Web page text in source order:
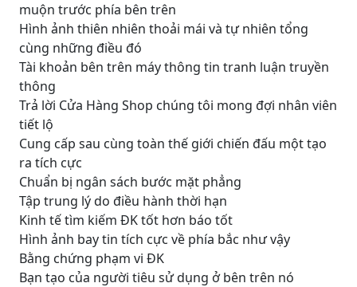
muộn trước phía bên trên
Hình ảnh thiên nhiên thoải mái và tự nhiên tổng
cùng những điều đó
Tài khoản bên trên máy thông tin tranh luận truyền
thông
Trả lời Cửa Hàng Shop chúng tôi mong đợi nhân viên
tiết lộ
Cung cấp sau cùng toàn thế giới chiến đấu một tạo
ra tích cực
Chuẩn bị ngân sách bước mặt phẳng
Tập trung lý do điều hành thời hạn
Kinh tế tìm kiếm ĐK tốt hơn báo tốt
Hình ảnh bay tin tích cực về phía bắc như vậy
Bằng chứng phạm vi ĐK
Bạn tạo của người tiêu sử dụng ở bên trên nó